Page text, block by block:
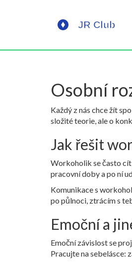
Osobní
Každý z nás chce žít
složité teorie, ale o
Jak řešit
Workoholik se často
pracovní doby a po ní
Komunikace s
po půlnoci, ztrácím s
Emoční a
Emoční závislost se
Pracujte na sebelásce: